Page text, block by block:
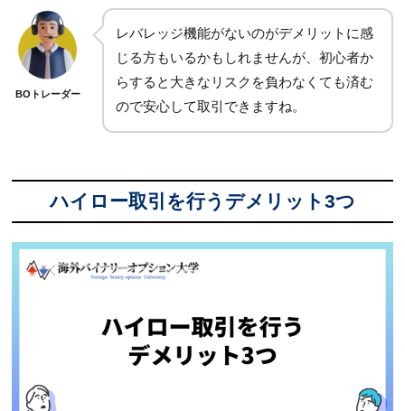
BOトレーダー
レバレッジ機能がないのがデメリットに感
じる方もいるかもしれませんが、初心者か
らすると大きなリスクを負わなくても済む
ので安心して取引できますね。
ハイロー取引を行うデメリット3つ